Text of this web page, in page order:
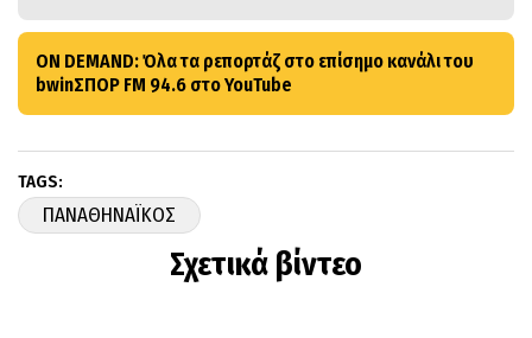
ON DEMAND: Όλα τα ρεπορτάζ στο επίσημο κανάλι του
bwinΣΠΟΡ FM 94.6 στο YouTube
TAGS:
ΠΑΝΑΘΗΝΑΪΚΟΣ
Σχετικά βίντεο